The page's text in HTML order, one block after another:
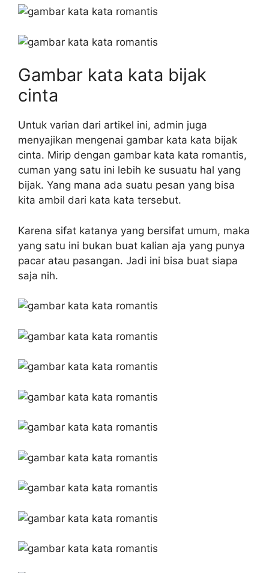
Gambar kata kata bijak
cinta
Untuk varian dari artikel ini, admin juga
menyajikan mengenai gambar kata kata bijak
cinta. Mirip dengan gambar kata kata romantis,
cuman yang satu ini lebih ke susuatu hal yang
bijak. Yang mana ada suatu pesan yang bisa
kita ambil dari kata kata tersebut.
Karena sifat katanya yang bersifat umum, maka
yang satu ini bukan buat kalian aja yang punya
pacar atau pasangan. Jadi ini bisa buat siapa
saja nih.